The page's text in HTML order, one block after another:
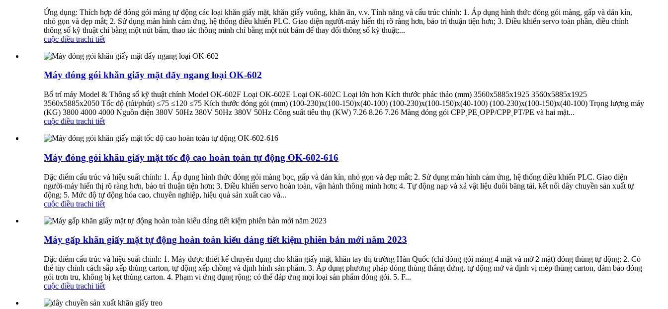
Ứng dụng: Thích hợp để đóng gói màng tự động các loại khăn giấy mặt, khăn giấy vuông, khăn ăn, v.v. Tính năng và cấu trúc chính: 1. Áp dụng hình thức đóng gói màng, gấp và dán kín,
nhỏ gọn và đẹp mắt; 2. Sử dụng màn hình cảm ứng, hệ thống điều khiển PLC. Giao diện người-máy hiển thị rõ ràng hơn, bảo trì thuận tiện hơn; 3. Điều khiển servo toàn phần, điều chỉnh
thông số kỹ thuật chỉ bằng một nút bấm, thao tác thông minh chỉ bằng một nút bấm để thay đổi thông số kỹ thuật;...
cuộc điều trachi tiết
Máy đóng gói khăn giấy mặt đẩy ngang loại OK-602
Bố trí máy Model & Thông số kỹ thuật chính Model OK-602F Loại OK-602E Loại OK-602C Loại lớn hơn Kích thước phác thảo (mm) 3560x5885x1925 3560x5885x1925
3560x5885x2050 Tốc độ (túi/phút) ≤75 ≤120 ≤75 Kích thước đóng gói (mm) (100-230)x(100-150)x(40-100) (100-230)x(100-150)x(40-100) (100-230)x(100-150)x(40-100) Trọng lượng máy
(KG) 3800 4000 4000 Nguồn điện 380V 50Hz 380V 50Hz 380V 50Hz Công suất tiêu thụ (KW) 7.26 8.26 7.26 Màng đóng gói CPPˎPEˎOPP/CPPˎPT/PE và hai mặt...
cuộc điều trachi tiết
Máy đóng gói khăn giấy mặt tốc độ cao hoàn toàn tự động OK-602-616
Đặc điểm cấu trúc và hiệu suất chính: 1. Áp dụng hình thức đóng gói màng bọc, gấp và dán kín, nhỏ gọn và đẹp mắt; 2. Sử dụng màn hình cảm ứng, hệ thống điều khiển PLC. Giao diện
người-máy hiển thị rõ ràng hơn, bảo trì thuận tiện hơn; 3. Điều khiển servo hoàn toàn, vận hành thông minh hơn; 4. Tự động nạp và xả vật liệu đuôi băng tải, kết nối dây chuyền sản xuất tự
động; 5. Mức độ tự động hóa cao, chuyên nghiệp, hiệu quả sản xuất cao và...
cuộc điều trachi tiết
Máy gấp khăn giấy mặt tự động hoàn toàn kiểu dáng tiết kiệm phiên bản mới năm 2023
Đặc điểm cấu trúc và hiệu suất chính: 1. Máy được thiết kế chuyên dụng cho khăn giấy mặt, khăn tay thị trường Hàn Quốc (chỉ đóng gói màng 4 mặt và mở 2 mặt) đóng thùng tự động; 2. Có
thể tùy chỉnh cách sắp xếp thùng carton, tự động xếp chồng và định hình sản phẩm. 3. Áp dụng phương pháp đóng thùng thẳng đứng, tự động mở và định vị mép thùng carton, đảm bảo đóng
gói trơn tru, không bị kẹt thùng carton. 4. Phạm vi ứng dụng rộng; có thể đáp ứng mọi loại sản phẩm đóng gói. 5. F...
cuộc điều trachi tiết